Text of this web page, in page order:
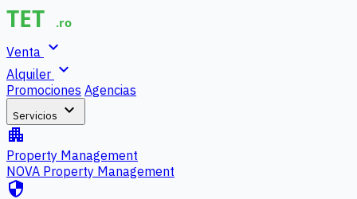
Venta expand_more
Alquiler expand_more
Promociones Agencias
Servicios expand_more
apartment
Property Management
NOVA Property Management
security